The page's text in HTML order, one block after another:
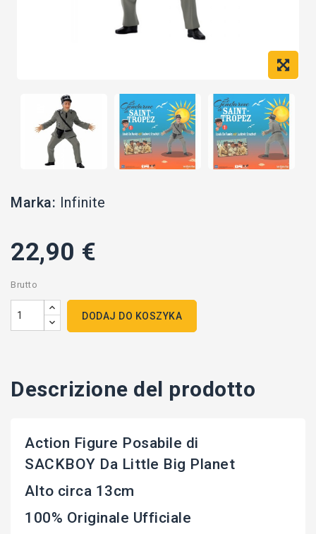
Marka: Infinite
22,90 €
Brutto
DODAJ DO KOSZYKA
Descrizione del prodotto
Action Figure Posabile di
SACKBOY Da Little Big Planet
Alto circa 13cm
100% Originale Ufficiale